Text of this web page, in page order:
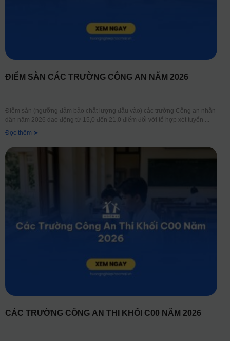
ĐIỂM SÀN CÁC TRƯỜNG CÔNG AN NĂM 2026
Điểm sàn (ngưỡng đảm bảo chất lượng đầu vào) các trường Công an nhân
dân năm 2026 dao động từ 15,0 đến 21,0 điểm đối với tổ hợp xét tuyển
Đọc thêm ➤
CÁC TRƯỜNG CÔNG AN THI KHỐI C00 NĂM 2026